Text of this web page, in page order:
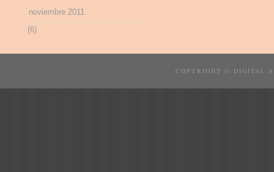
noviembre 2011
(6)
COPYRIGHT © DIGITAL